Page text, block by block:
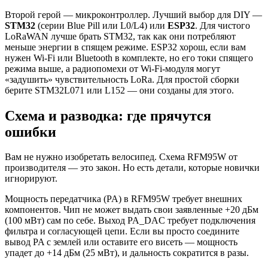
Второй герой — микроконтроллер. Лучший выбор для DIY —
STM32 (серии Blue Pill или L0/L4) или ESP32. Для чистого
LoRaWAN лучше брать STM32, так как они потребляют
меньше энергии в спящем режиме. ESP32 хорош, если вам
нужен Wi-Fi или Bluetooth в комплекте, но его токи спящего
режима выше, а радиопомехи от Wi-Fi-модуля могут
«задушить» чувствительность LoRa. Для простой сборки
берите STM32L071 или L152 — они созданы для этого.
Схема и разводка: где прячутся
ошибки
Вам не нужно изобретать велосипед. Схема RFM95W от
производителя — это закон. Но есть детали, которые новички
игнорируют.
Мощность передатчика (PA) в RFM95W требует внешних
компонентов. Чип не может выдать свои заявленные +20 дБм
(100 мВт) сам по себе. Выход PA_DAC требует подключения
фильтра и согласующей цепи. Если вы просто соедините
вывод PA с землей или оставите его висеть — мощность
упадет до +14 дБм (25 мВт), и дальность сократится в разы.